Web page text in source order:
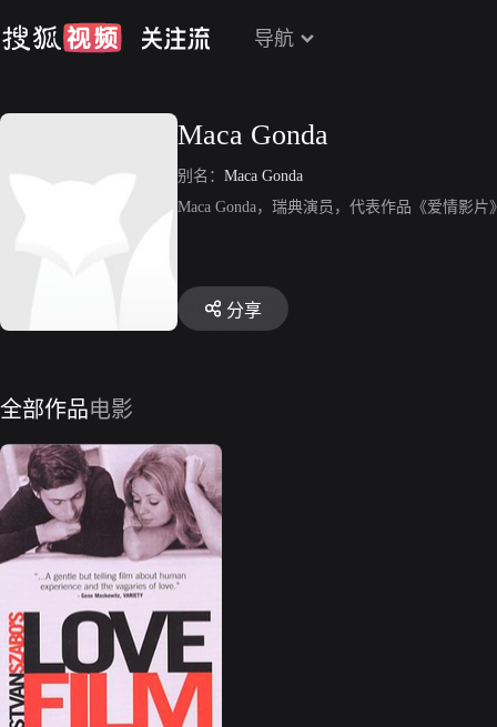
导航
Maca Gonda
别名： Maca Gonda
Maca Gonda，瑞典演员，代表作品《爱情影片
分享
全部作品电影